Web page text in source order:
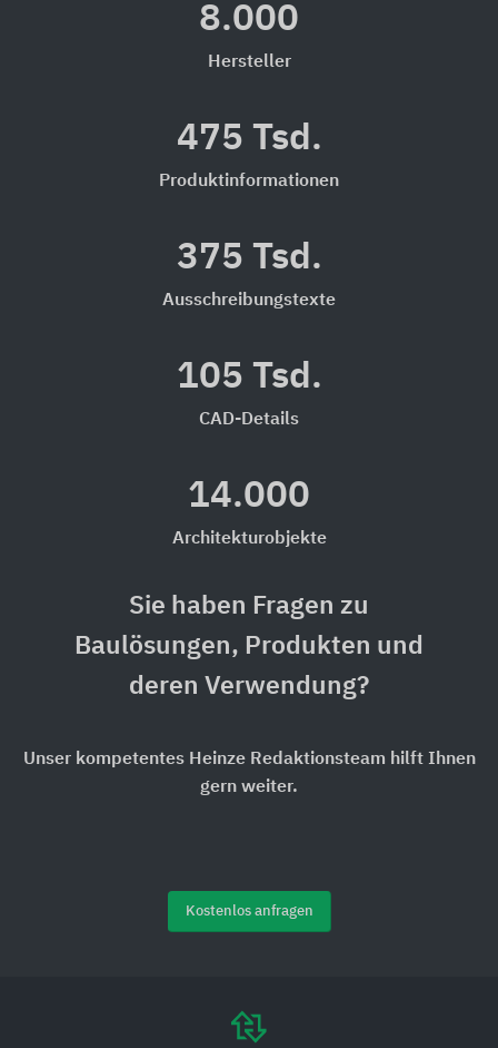
8.000
Hersteller
475 Tsd.
Produktinformationen
375 Tsd.
Ausschreibungstexte
105 Tsd.
CAD-Details
14.000
Architekturobjekte
Sie haben Fragen zu
Baulösungen, Produkten und
deren Verwendung?
Unser kompetentes Heinze Redaktionsteam hilft Ihnen
gern weiter.
Kostenlos anfragen